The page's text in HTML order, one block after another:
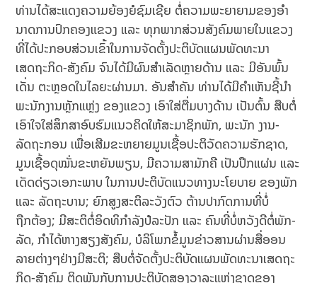
ທ່ານໄດ້ສະແດງຄວາມຍ້ອງຍໍຊົມເຊີຍ ຕໍ່ຄວາມພະຍາຍາມຂອງອໍາ
ນາດການປົກຄອງແຂວງ ແລະ ທຸກພາກສ່ວນສັງຄົມພາຍໃນແຂວງ
ທີ່ໄດ້ປະກອບສ່ວນເຂົ້າໃນການຈັດຕັ້ງປະຕິບັດແຜນພັດທະນາ
ເສດຖະກິດ-ສັງຄົມ ຈົນໄດ້ມີຜົນສໍາເລັດຫຼາຍດ້ານ ແລະ ມີອັນພົ້ນ
ເດັ່ນ ຕະຫຼອດໃນໄລຍະຜ່ານມາ. ອັນສຳຄັນ ທ່ານໄດ້ມີຄໍາເຫັນຊີ້ນໍາ
ພະນັກງານຫຼັກແຫຼ່ງ ຂອງແຂວງ ເອົາໃສ່ຕື່ມບາງດ້ານ ເປັນຕົ້ນ ສືບຕໍ່
ເອົາໃຈໃສ່ສຶກສາອົບຮົມແນວຄິດໃຫ້ສະມາຊິກພັກ, ພະນັກ ງານ-
ລັດຖະກອນ ເພື່ອເສີມຂະຫຍາຍມູນເຊື້ອປະຕິວັດຄວາມຮັກຊາດ,
ມູນເຊື້ອດຸໝັ່ນຂະຫຍັນພຽນ, ມີຄວາມສາມັກຄີ ເປັນປຶກແຜ່ນ ແລະ
ເດັດດ່ຽວເອກະພາບ ໃນການປະຕິບັດແນວທາງນະໂຍບາຍ ຂອງພັກ
ແລະ ລັດຖະບານ; ຍົກສູງສະຕິລະວັງຕົວ ຕ້ານປາກົດການທີ່ບໍ່
ຖືກຕ້ອງ; ມີສະຕິຕໍ່ອິດທິກໍາລັງປໍລະປັກ ແລະ ຄົນທີ່ບໍ່ຫວັງດີຕໍ່ພັກ-
ລັດ, ກໍາໄດ້ຫາງສຽງສັງຄົມ, ບໍລິໂພກຂໍ້ມູນຂ່າວສານຜ່ານສື່ອອນ
ລາຍຕ່າງໆຢ່າງມີສະຕິ; ສືບຕໍ່ຈັດຕັ້ງປະຕິບັດແຜນພັດທະນາເສດຖະ
ກິດ-ສັງຄົມ ຕິດພັນກັບການປະຕິບັດສອງວາລະແຫ່ງຊາດຂອງ